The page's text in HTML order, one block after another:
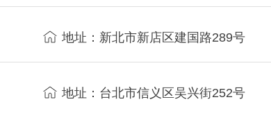
地址：新北市新店区建国路289号
地址：台北市信义区吴兴街252号